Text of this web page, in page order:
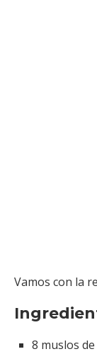
Vamos con la
8 muslos